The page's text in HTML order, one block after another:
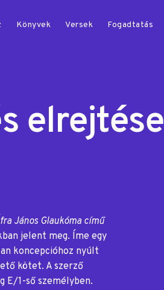
Könyvek Versek Fogadtatás
elrejtése
János Glaukóma című
jelent meg. Íme egy
koncepcióhoz nyúlt
kötet. A szerző
E/1-ső személyben.